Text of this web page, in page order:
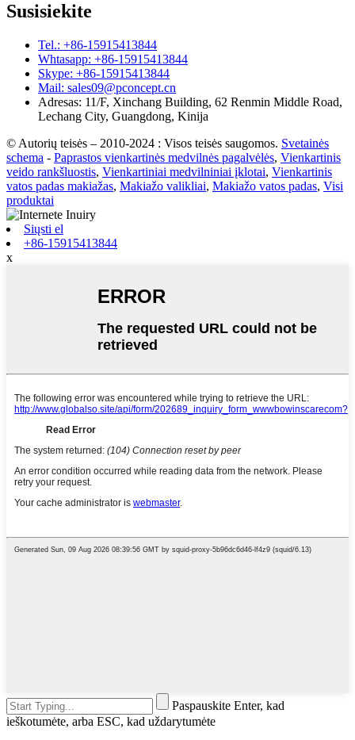
Susisiekite
Tel.: +86-15915413844
Whtasapp: +86-15915413844
Skype: +86-15915413844
Mail: sales09@pconcept.cn
Adresas: 11/F, Xinchang Building, 62 Renmin Middle Road,
Lechang City, Guangdong, Kinija
© Autorių teisės – 2010-2024 : Visos teisės saugomos. Svetainės
schema - Paprastos vienkartinės medvilnės pagalvėlės, Vienkartinis
veido rankšluostis, Vienkartiniai medvilniniai įklotai, Vienkartinis
vatos padas makiažas, Makiažo valikliai, Makiažo vatos padas, Visi
produktai
Siųsti el
+86-15915413844
x
Paspauskite Enter, kad
ieškotumėte, arba ESC, kad uždarytumėte